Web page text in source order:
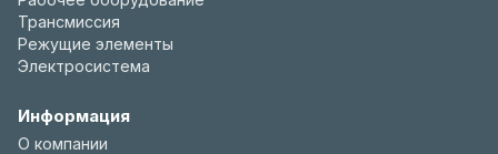
Трансмиссия
Режущие элементы
Электросистема
Информация
О компании